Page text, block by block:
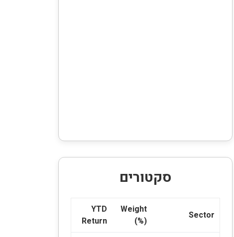
סקטורים
Sector
Weight
(%)
YTD
Return